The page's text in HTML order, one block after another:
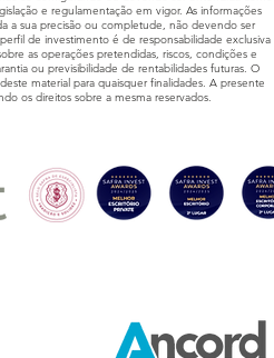
e regulamentação em vigor. As informações
a sua precisão ou completude, não devendo ser
de investimento é de responsabilidade exclusiva
as operações pretendidas, riscos, condições e
ou previsibilidade de rentabilidades futuras. O
material para quaisquer finalidades. A presente
os direitos sobre a mesma reservados.